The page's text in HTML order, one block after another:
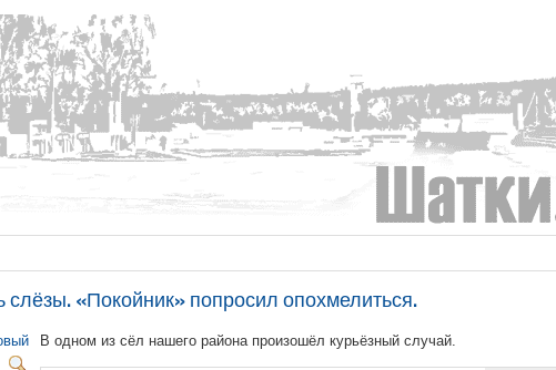
слёзы. «Покойник» попросил опохмелиться.
В одном из сёл нашего района произошёл курьёзный случай.